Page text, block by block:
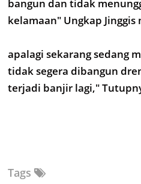
bangun dan tidak
kelamaan" Ungkap
apalagi sekarang sedang
tidak segera dibangun
terjadi banjir lagi,"
Tags